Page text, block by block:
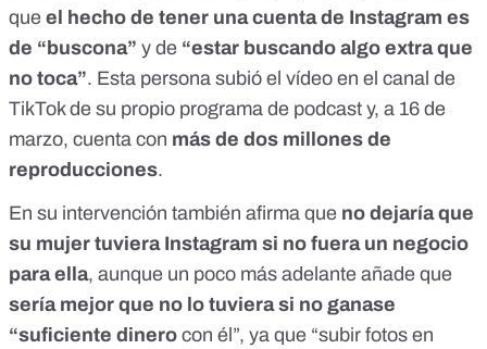
que el hecho de tener una cuenta de Instagram es
de “buscona” y de “estar buscando algo extra que
no toca”. Esta persona subió el vídeo en el canal de
TikTok de su propio programa de podcast y, a 16 de
marzo, cuenta con más de dos millones de
reproducciones.
En su intervención también afirma que no dejaría que
su mujer tuviera Instagram si no fuera un negocio
para ella, aunque un poco más adelante añade que
sería mejor que no lo tuviera si no ganase
“suficiente dinero con él”, ya que “subir fotos en